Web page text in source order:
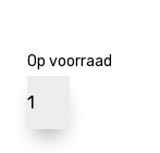
Op voorraad